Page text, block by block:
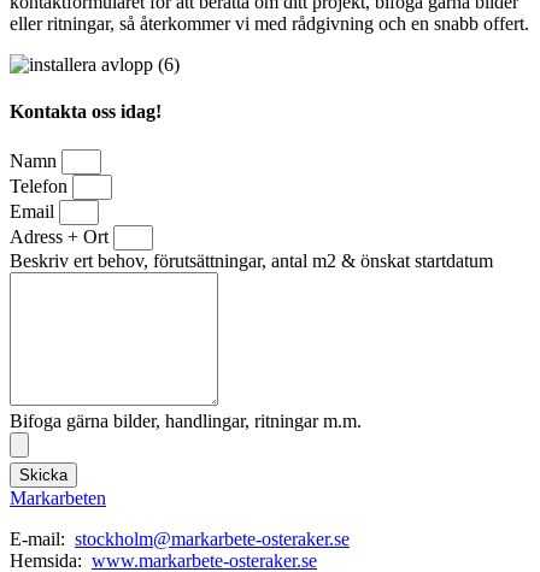
eller ritningar, så återkommer vi med rådgivning och en snabb offert.
Kontakta oss idag!
Namn
Telefon
Email
Adress + Ort
Beskriv ert behov, förutsättningar, antal m2 & önskat startdatum
Bifoga gärna bilder, handlingar, ritningar m.m.
Skicka
Markarbeten
E-mail: stockholm@markarbete-osteraker.se
Hemsida: www.markarbete-osteraker.se